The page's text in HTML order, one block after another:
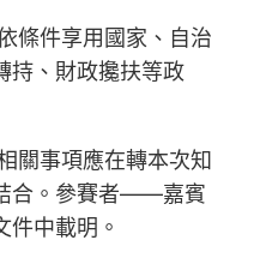
條件享用國家、自治
持、財政攙扶等政
關事項應在轉本次知
合。參賽者——嘉賓
件中載明。